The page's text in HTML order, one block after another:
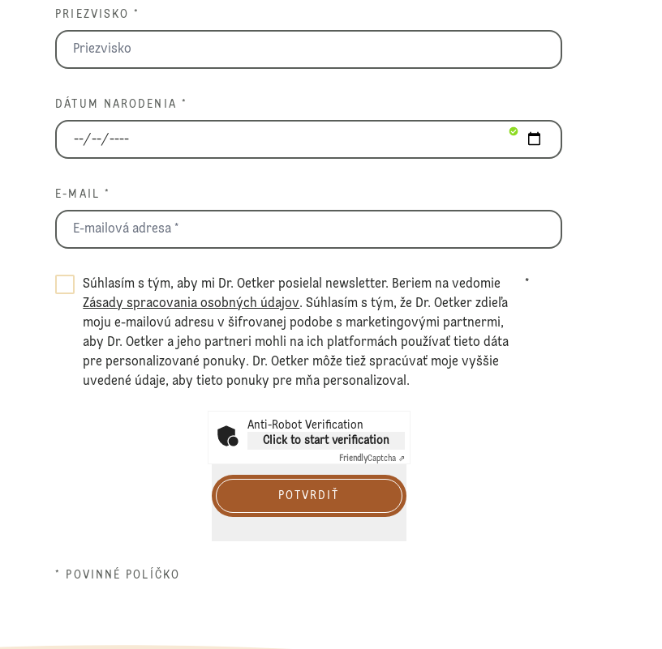
PRIEZVISKO *
DÁTUM NARODENIA *
E-MAIL *
Súhlasím s tým, aby mi Dr. Oetker posielal newsletter. Beriem na vedomie
Zásady spracovania osobných údajov. Súhlasím s tým, že Dr. Oetker zdieľa
moju e-mailovú adresu v šifrovanej podobe s marketingovými partnermi,
aby Dr. Oetker a jeho partneri mohli na ich platformách používať tieto dáta
pre personalizované ponuky. Dr. Oetker môže tiež spracúvať moje vyššie
uvedené údaje, aby tieto ponuky pre mňa personalizoval.
*
Anti-Robot Verification
Click to start verification
FriendlyCaptcha ⇗
POTVRDIŤ
* POVINNÉ POLÍČKO